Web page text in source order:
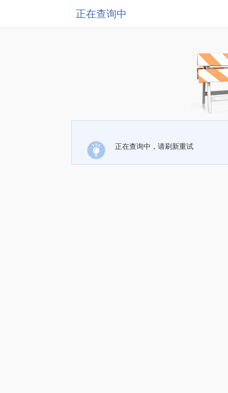
正在查询中
正在查询中，请刷新重试